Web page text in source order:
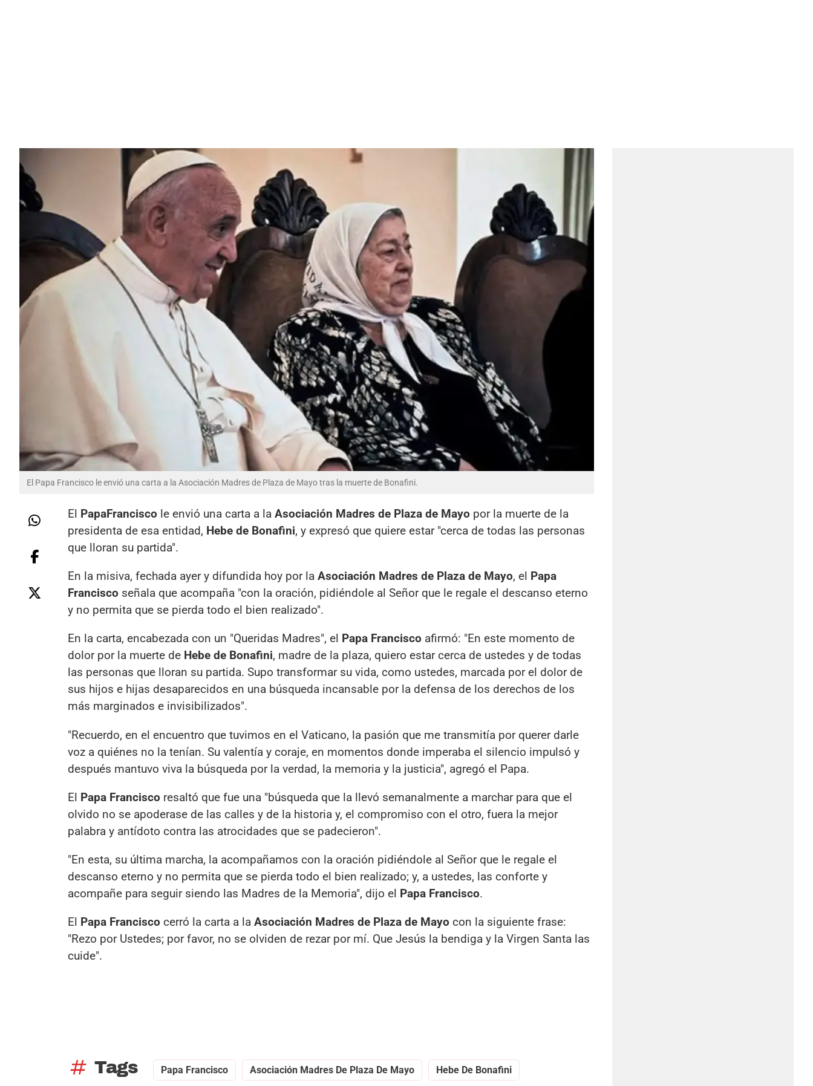
El Papa Francisco le envió una carta a la Asociación Madres de Plaza de Mayo tras la muerte de Bonafini.
El PapaFrancisco le envió una carta a la Asociación Madres de Plaza de Mayo por la muerte de la
presidenta de esa entidad, Hebe de Bonafini, y expresó que quiere estar "cerca de todas las personas
que lloran su partida".
En la misiva, fechada ayer y difundida hoy por la Asociación Madres de Plaza de Mayo, el Papa
Francisco señala que acompaña "con la oración, pidiéndole al Señor que le regale el descanso eterno
y no permita que se pierda todo el bien realizado".
En la carta, encabezada con un "Queridas Madres", el Papa Francisco afirmó: "En este momento de
dolor por la muerte de Hebe de Bonafini, madre de la plaza, quiero estar cerca de ustedes y de todas
las personas que lloran su partida. Supo transformar su vida, como ustedes, marcada por el dolor de
sus hijos e hijas desaparecidos en una búsqueda incansable por la defensa de los derechos de los
más marginados e invisibilizados".
"Recuerdo, en el encuentro que tuvimos en el Vaticano, la pasión que me transmitía por querer darle
voz a quiénes no la tenían. Su valentía y coraje, en momentos donde imperaba el silencio impulsó y
después mantuvo viva la búsqueda por la verdad, la memoria y la justicia", agregó el Papa.
El Papa Francisco resaltó que fue una "búsqueda que la llevó semanalmente a marchar para que el
olvido no se apoderase de las calles y de la historia y, el compromiso con el otro, fuera la mejor
palabra y antídoto contra las atrocidades que se padecieron".
"En esta, su última marcha, la acompañamos con la oración pidiéndole al Señor que le regale el
descanso eterno y no permita que se pierda todo el bien realizado; y, a ustedes, las conforte y
acompañe para seguir siendo las Madres de la Memoria", dijo el Papa Francisco.
El Papa Francisco cerró la carta a la Asociación Madres de Plaza de Mayo con la siguiente frase:
"Rezo por Ustedes; por favor, no se olviden de rezar por mí. Que Jesús la bendiga y la Virgen Santa las
cuide".
tag Tags Papa Francisco Asociación Madres De Plaza De Mayo Hebe De Bonafini